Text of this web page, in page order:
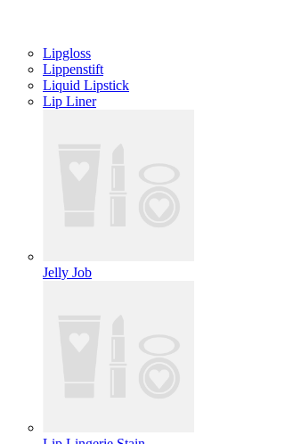
Lipgloss
Lippenstift
Liquid Lipstick
Lip Liner
Jelly Job